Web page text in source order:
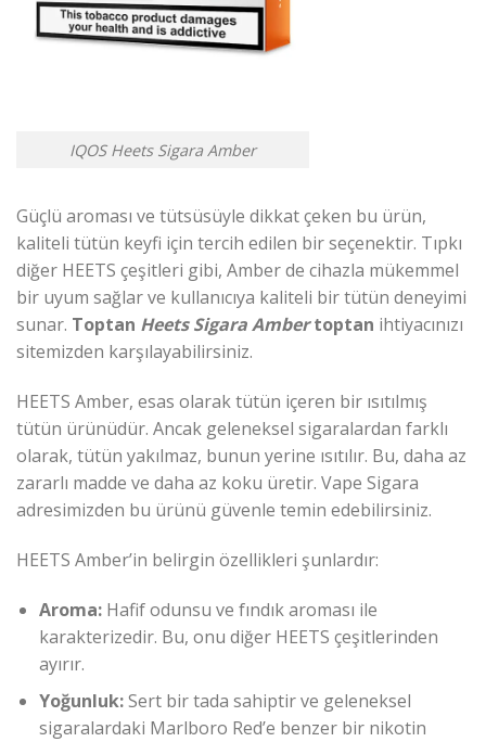
IQOS Heets Sigara Amber
Güçlü aroması ve tütsüsüyle dikkat çeken bu ürün,
kaliteli tütün keyfi için tercih edilen bir seçenektir. Tıpkı
diğer HEETS çeşitleri gibi, Amber de cihazla mükemmel
bir uyum sağlar ve kullanıcıya kaliteli bir tütün deneyimi
sunar. Toptan Heets Sigara Ambertoptan ihtiyacınızı
sitemizden karşılayabilirsiniz.
HEETS Amber, esas olarak tütün içeren bir ısıtılmış
tütün ürünüdür. Ancak geleneksel sigaralardan farklı
olarak, tütün yakılmaz, bunun yerine ısıtılır. Bu, daha az
zararlı madde ve daha az koku üretir. Vape Sigara
adresimizden bu ürünü güvenle temin edebilirsiniz.
HEETS Amber’in belirgin özellikleri şunlardır:
Aroma:Hafif odunsu ve fındık aroması ile
karakterizedir. Bu, onu diğer HEETS çeşitlerinden
ayırır.
Yoğunluk:Sert bir tada sahiptir ve geleneksel
sigaralardaki Marlboro Red’e benzer bir nikotin